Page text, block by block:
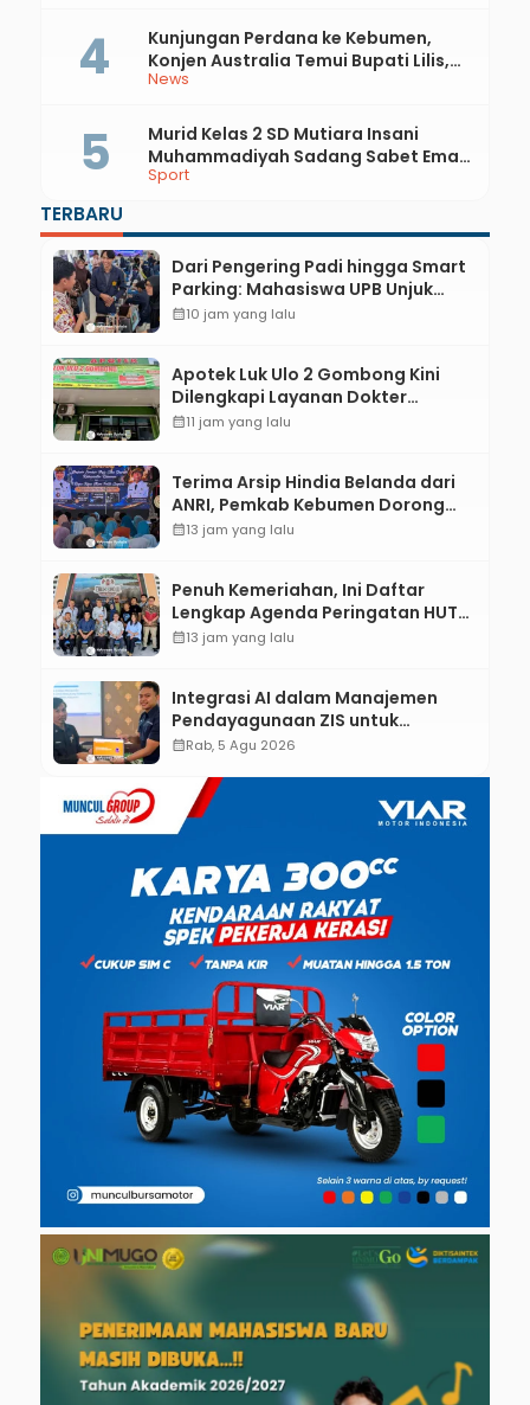
News
Kunjungan Perdana ke Kebumen,
Konjen Australia Temui Bupati Lilis,
Ini yang Dibahas
Sport
Murid Kelas 2 SD Mutiara Insani
Muhammadiyah Sadang Sabet Emas
dan Perak di Kejurda Tapak Suci
TERBARU
Dari Pengering Padi hingga Smart
Parking: Mahasiswa UPB Unjuk
Gigi Lewat Pameran CODEX 2
calendar_month10 jam yang lalu
Apotek Luk Ulo 2 Gombong Kini
Dilengkapi Layanan Dokter
Spesialis Anak
calendar_month11 jam yang lalu
Terima Arsip Hindia Belanda dari
ANRI, Pemkab Kebumen Dorong
Integrasi Sejarah, Geopark, dan
calendar_month13 jam yang lalu
Penuh Kemeriahan, Ini Daftar
Lengkap Agenda Peringatan HUT
ke-81 RI dan Hari Jadi ke-397
calendar_month13 jam yang lalu
Integrasi AI dalam Manajemen
Pendayagunaan ZIS untuk
Mendukung Realisasi IKAL
calendar_monthRab, 5 Agu 2026